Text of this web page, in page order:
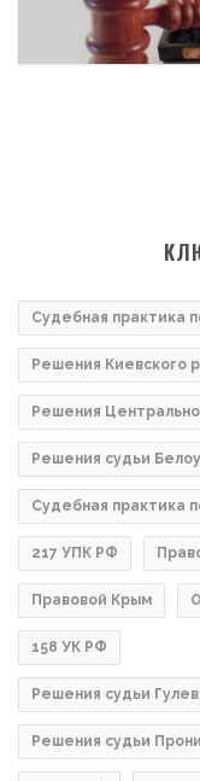
Судебная практика
Решения Киевского
Решения
Решения судьи
Судебная практика
217 УПК РФ
Правовой Крым
158 УК РФ
Решения судьи
Решения судьи